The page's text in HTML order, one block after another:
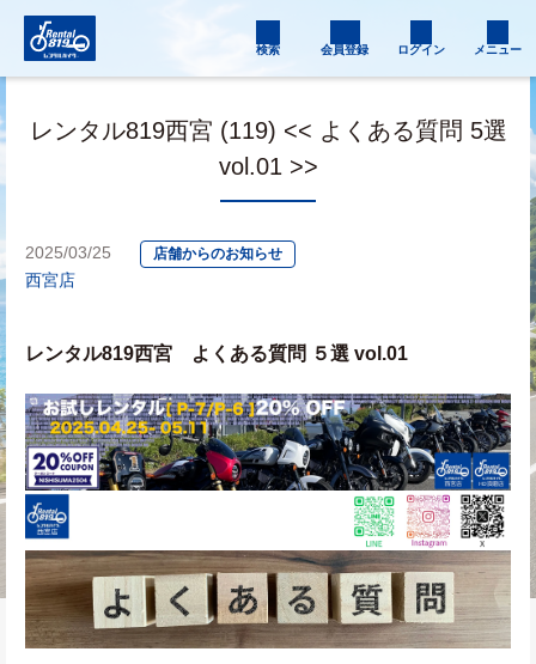
検索 会員登録 ログイン メニュー
レンタル819西宮 (119) << よくある質問 5選
vol.01 >>
2025/03/25 店舗からのお知らせ
西宮店
レンタル819西宮　よくある質問 ５選 vol.01